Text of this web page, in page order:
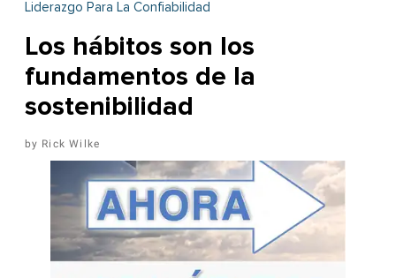
Liderazgo Para La Confiabilidad
Los hábitos son los
fundamentos de la
sostenibilidad
Rick Wilke